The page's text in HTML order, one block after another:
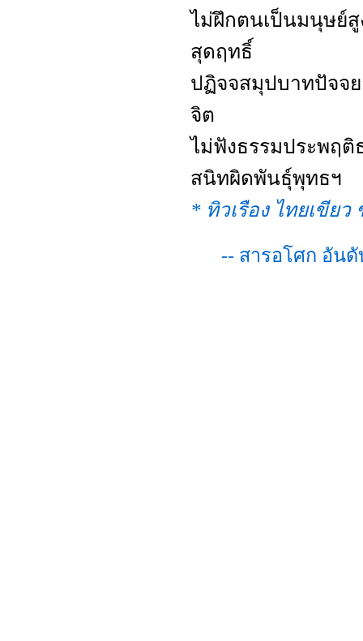
ไม่ฝึกตนเป็นมนุษย์
สุดฤทธิ์
ปฏิจจสมุปบาทปัจจ
จิต
ไม่ฟังธรรมประพฤ
สนิทผิดพันธุ์พุทธฯ
* ทิวเรือง ไทยเขียว
-- สารอโศก อัน